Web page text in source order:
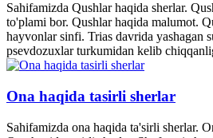
Sahifamizda Qushlar haqida sherlar.
to'plami bor. Qushlar haqida malumot.
hayvonlar sinfi. Trias davrida yashagan
psevdozuxlar turkumidan kelib
Ona haqida tasirli sherlar
Sahifamizda ona haqida ta'sirli sherlar.